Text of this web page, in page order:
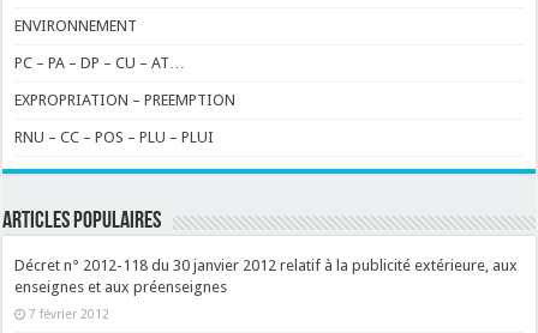
ENVIRONNEMENT
PC – PA – DP – CU – AT…
EXPROPRIATION – PREEMPTION
RNU – CC – POS – PLU – PLUI
ARTICLES POPULAIRES
Décret n° 2012-118 du 30 janvier 2012 relatif à la publicité extérieure, aux
enseignes et aux préenseignes
7 février 2012